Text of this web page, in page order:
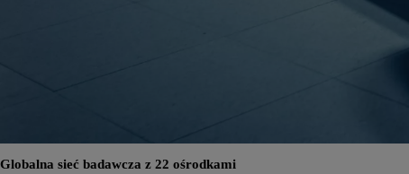
Globalna sieć badawcza z 22 ośrodkami